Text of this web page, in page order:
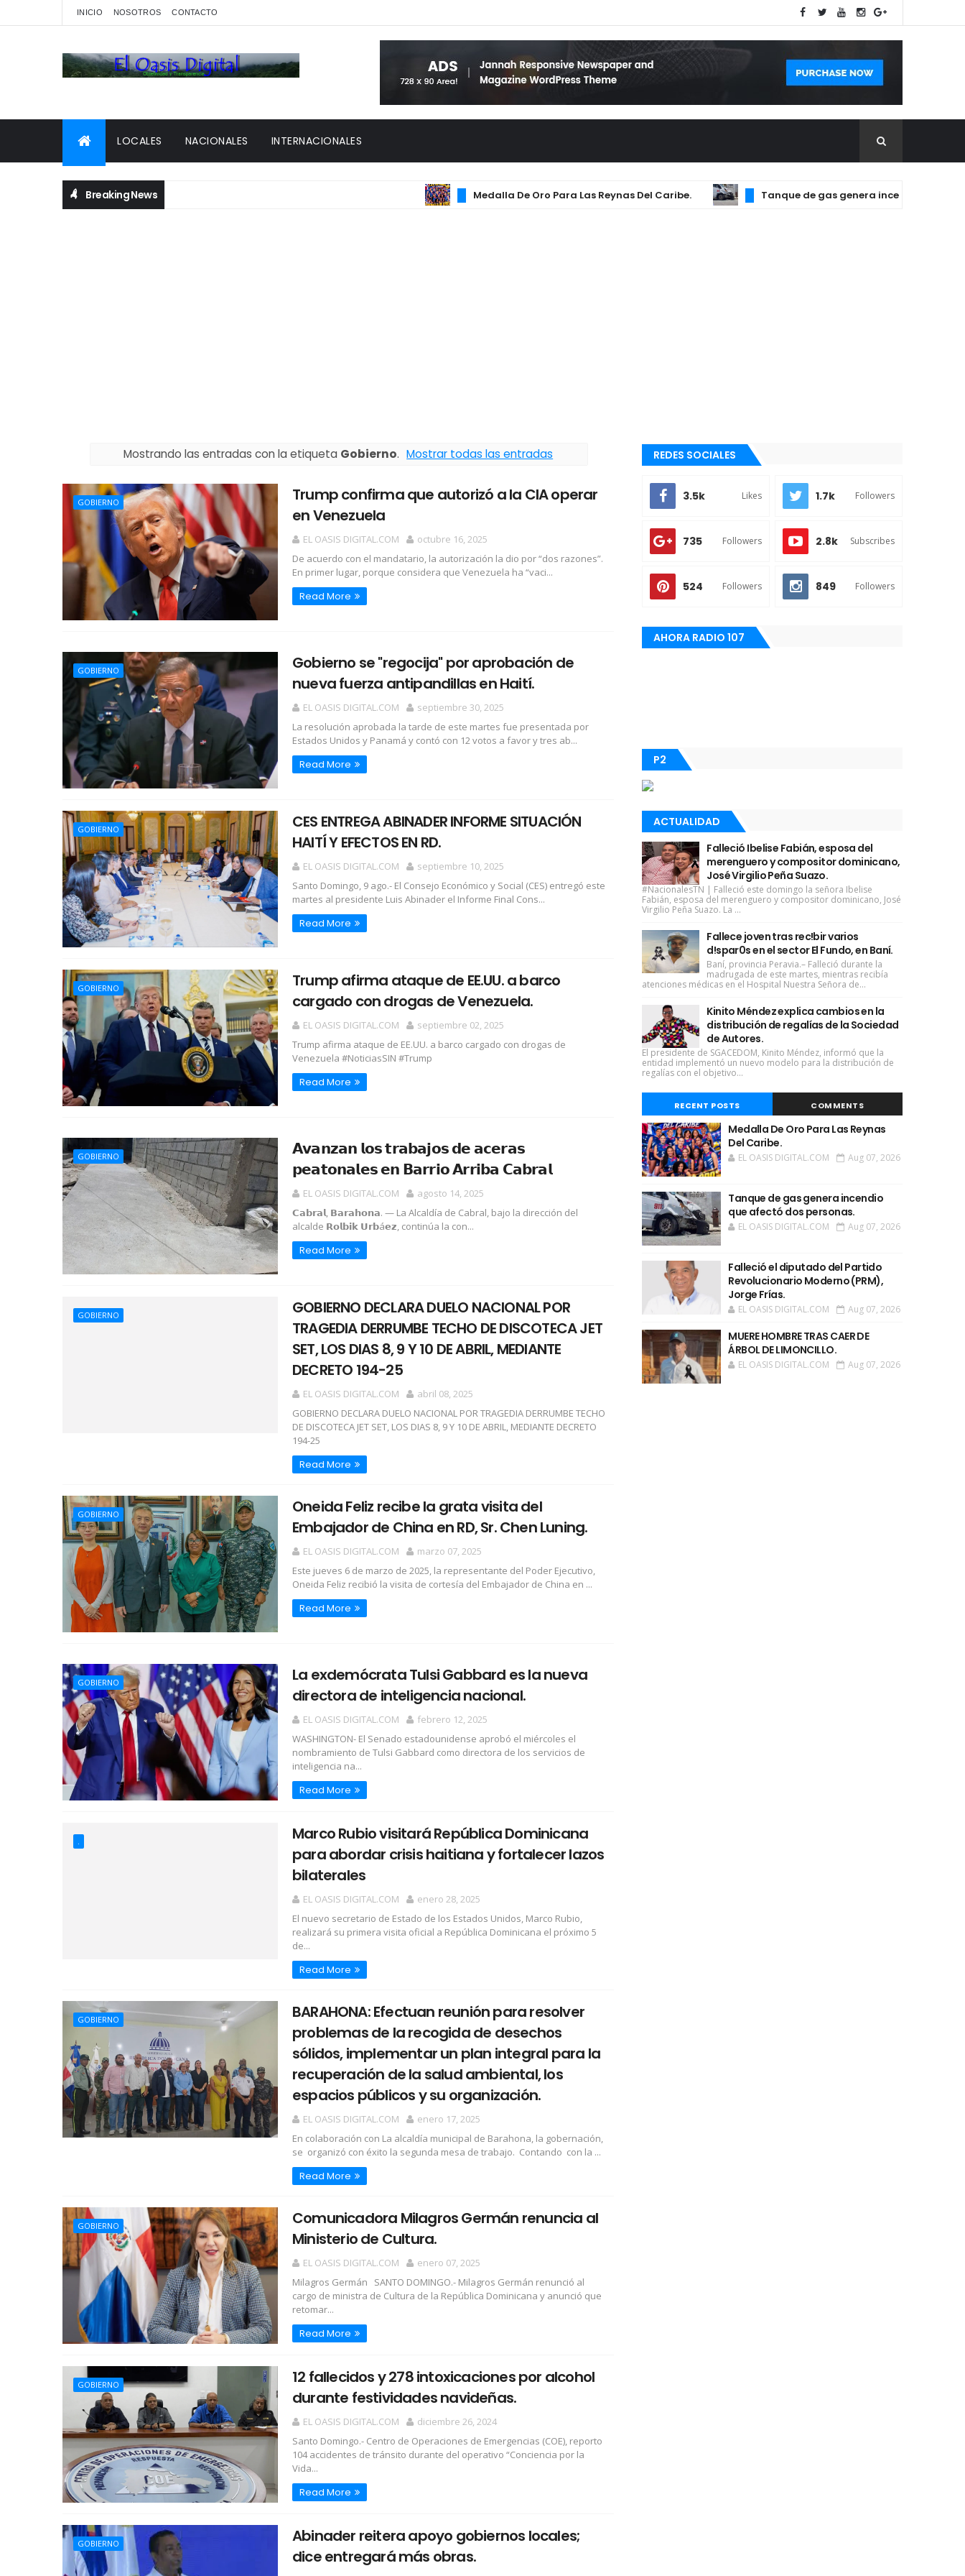
INICIO NOSOTROS CONTACTO
LOCALES NACIONALES INTERNACIONALES
Breaking News Medalla De Oro Para Las Reynas Del Caribe. Tanque de gas genera incendio que afectó dos
Mostrando las entradas con la etiqueta Gobierno. Mostrar todas las entradas
GOBIERNO
Trump confirma que autorizó a la CIA operar
en Venezuela
EL OASIS DIGITAL.COM
octubre 16, 2025
De acuerdo con el mandatario, la autorización la dio por “dos razones”.
En primer lugar, porque considera que Venezuela ha “vaci...
Read More
GOBIERNO
Gobierno se "regocija" por aprobación de
nueva fuerza antipandillas en Haití.
EL OASIS DIGITAL.COM
septiembre 30, 2025
La resolución aprobada la tarde de este martes fue presentada por
Estados Unidos y Panamá y contó con 12 votos a favor y tres ab...
Read More
GOBIERNO
CES ENTREGA ABINADER INFORME SITUACIÓN
HAITÍ Y EFECTOS EN RD.
EL OASIS DIGITAL.COM
septiembre 10, 2025
Santo Domingo, 9 ago.- El Consejo Económico y Social (CES) entregó este
martes al presidente Luis Abinader el Informe Final Cons...
Read More
GOBIERNO
Trump afirma ataque de EE.UU. a barco
cargado con drogas de Venezuela.
EL OASIS DIGITAL.COM
septiembre 02, 2025
Trump afirma ataque de EE.UU. a barco cargado con drogas de
Venezuela #NoticiasSIN #Trump
Read More
GOBIERNO
𝗔𝘃𝗮𝗻𝘇𝗮𝗻 𝗹𝗼𝘀 𝘁𝗿𝗮𝗯𝗮𝗷𝗼𝘀 𝗱𝗲 𝗮𝗰𝗲𝗿𝗮𝘀
𝗽𝗲𝗮𝘁𝗼𝗻𝗮𝗹𝗲𝘀 𝗲𝗻 𝗕𝗮𝗿𝗿𝗶𝗼 𝗔𝗿𝗿𝗶𝗯𝗮 𝗖𝗮𝗯𝗿𝗮𝗹
EL OASIS DIGITAL.COM
agosto 14, 2025
𝗖𝗮𝗯𝗿𝗮𝗹, 𝗕𝗮𝗿𝗮𝗵𝗼𝗻𝗮. — La Alcaldía de Cabral, bajo la dirección del
alcalde 𝗥𝗼𝗹𝗯𝗶𝗸 𝗨𝗿𝗯á𝗲𝘇, continúa la con...
Read More
GOBIERNO
GOBIERNO DECLARA DUELO NACIONAL POR
TRAGEDIA DERRUMBE TECHO DE DISCOTECA JET
SET, LOS DIAS 8, 9 Y 10 DE ABRIL, MEDIANTE
DECRETO 194-25
EL OASIS DIGITAL.COM
abril 08, 2025
GOBIERNO DECLARA DUELO NACIONAL POR TRAGEDIA DERRUMBE TECHO
DE DISCOTECA JET SET, LOS DIAS 8, 9 Y 10 DE ABRIL, MEDIANTE DECRETO
194-25
Read More
GOBIERNO
Oneida Feliz recibe la grata visita del
Embajador de China en RD, Sr. Chen Luning.
EL OASIS DIGITAL.COM
marzo 07, 2025
Este jueves 6 de marzo de 2025, la representante del Poder Ejecutivo,
Oneida Feliz recibió la visita de cortesía del Embajador de China en ...
Read More
GOBIERNO
La exdemócrata Tulsi Gabbard es la nueva
directora de inteligencia nacional.
EL OASIS DIGITAL.COM
febrero 12, 2025
WASHINGTON- El Senado estadounidense aprobó el miércoles el
nombramiento de Tulsi Gabbard como directora de los servicios de
inteligencia na...
Read More
.
Marco Rubio visitará República Dominicana
para abordar crisis haitiana y fortalecer lazos
bilaterales
EL OASIS DIGITAL.COM
enero 28, 2025
El nuevo secretario de Estado de los Estados Unidos, Marco Rubio,
realizará su primera visita oficial a República Dominicana el próximo 5
de...
Read More
GOBIERNO
BARAHONA: Efectuan reunión para resolver
problemas de la recogida de desechos
sólidos, implementar un plan integral para la
recuperación de la salud ambiental, los
espacios públicos y su organización.
EL OASIS DIGITAL.COM
enero 17, 2025
En colaboración con La alcaldía municipal de Barahona, la gobernación,
se organizó con éxito la segunda mesa de trabajo. Contando con la ...
Read More
GOBIERNO
Comunicadora Milagros Germán renuncia al
Ministerio de Cultura.
EL OASIS DIGITAL.COM
enero 07, 2025
Milagros Germán SANTO DOMINGO.- Milagros Germán renunció al
cargo de ministra de Cultura de la República Dominicana y anunció que
retomar...
Read More
GOBIERNO
12 fallecidos y 278 intoxicaciones por alcohol
durante festividades navideñas.
EL OASIS DIGITAL.COM
diciembre 26, 2024
Santo Domingo.- Centro de Operaciones de Emergencias (COE), reporto
104 accidentes de tránsito durante del operativo “Conciencia por la
Vida...
Read More
GOBIERNO
Abinader reitera apoyo gobiernos locales;
dice entregará más obras.
REDES SOCIALES
3.5k Likes 1.7k Followers
735 Followers 2.8k Subscribes
524 Followers 849 Followers
AHORA RADIO 107
P2
ACTUALIDAD
Falleció Ibelise Fabián, esposa del
merenguero y compositor dominicano,
José Virgilio Peña Suazo.
#NacionalesTN | Falleció este domingo la señora Ibelise
Fabián, esposa del merenguero y compositor dominicano, José
Virgilio Peña Suazo. La ...
Fallece joven tras rec!bir varios
d!spar0s en el sector El Fundo, en Baní.
Baní, provincia Peravia.– Falleció durante la
madrugada de este martes, mientras recibía
atenciones médicas en el Hospital Nuestra Señora de...
Kinito Méndez explica cambios en la
distribución de regalías de la Sociedad
de Autores.
El presidente de SGACEDOM, Kinito Méndez, informó que la
entidad implementó un nuevo modelo para la distribución de
regalías con el objetivo...
RECENT POSTS COMMENTS
Medalla De Oro Para Las Reynas
Del Caribe.
EL OASIS DIGITAL.COM Aug 07, 2026
Tanque de gas genera incendio
que afectó dos personas.
EL OASIS DIGITAL.COM Aug 07, 2026
Falleció el diputado del Partido
Revolucionario Moderno (PRM),
Jorge Frías.
EL OASIS DIGITAL.COM Aug 07, 2026
MUERE HOMBRE TRAS CAER DE
ÁRBOL DE LIMONCILLO.
EL OASIS DIGITAL.COM Aug 07, 2026